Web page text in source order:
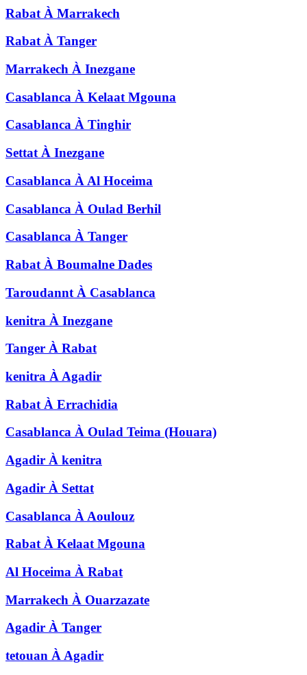
Rabat À Marrakech
Rabat À Tanger
Marrakech À Inezgane
Casablanca À Kelaat Mgouna
Casablanca À Tinghir
Settat À Inezgane
Casablanca À Al Hoceima
Casablanca À Oulad Berhil
Casablanca À Tanger
Rabat À Boumalne Dades
Taroudannt À Casablanca
kenitra À Inezgane
Tanger À Rabat
kenitra À Agadir
Rabat À Errachidia
Casablanca À Oulad Teima (Houara)
Agadir À kenitra
Agadir À Settat
Casablanca À Aoulouz
Rabat À Kelaat Mgouna
Al Hoceima À Rabat
Marrakech À Ouarzazate
Agadir À Tanger
tetouan À Agadir